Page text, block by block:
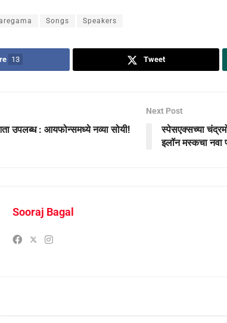
Songs Speakers
13 Tweet
उपलब्ध : आयफोन्समध्ये नव्या सोयी!
Next Post
स्पेसएक्सच्या
इलॉन मस्कचा नवा
Sooraj Bagal